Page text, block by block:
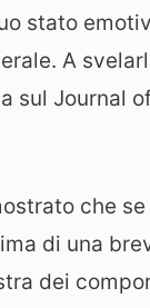
stato
A
sul Journal
che
di una
dei